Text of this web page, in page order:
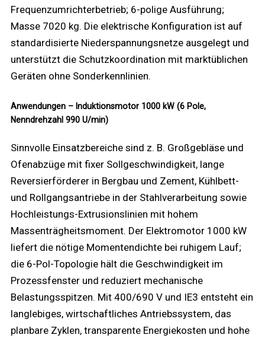
Frequenzumrichterbetrieb; 6-polige Ausführung;
Masse 7020 kg. Die elektrische Konfiguration ist auf
standardisierte Niederspannungsnetze ausgelegt und
unterstützt die Schutzkoordination mit marktüblichen
Geräten ohne Sonderkennlinien.
Anwendungen – Induktionsmotor 1000 kW (6 Pole,
Nenndrehzahl 990 U/min)
Sinnvolle Einsatzbereiche sind z. B. Großgebläse und
Ofenabzüge mit fixer Sollgeschwindigkeit, lange
Reversierförderer in Bergbau und Zement, Kühlbett-
und Rollgangsantriebe in der Stahlverarbeitung sowie
Hochleistungs-Extrusionslinien mit hohem
Massenträgheitsmoment. Der Elektromotor 1000 kW
liefert die nötige Momentendichte bei ruhigem Lauf;
die 6-Pol-Topologie hält die Geschwindigkeit im
Prozessfenster und reduziert mechanische
Belastungsspitzen. Mit 400/690 V und IE3 entsteht ein
langlebiges, wirtschaftliches Antriebssystem, das
planbare Zyklen, transparente Energiekosten und hohe